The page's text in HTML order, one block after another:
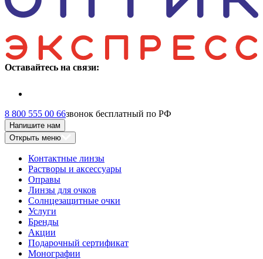
Оставайтесь на связи:
8 800 555 00 66звонок бесплатный по РФ
Напишите нам
Открыть меню
Контактные линзы
Растворы и аксессуары
Оправы
Линзы для очков
Солнцезащитные очки
Услуги
Бренды
Акции
Подарочный сертификат
Монографии